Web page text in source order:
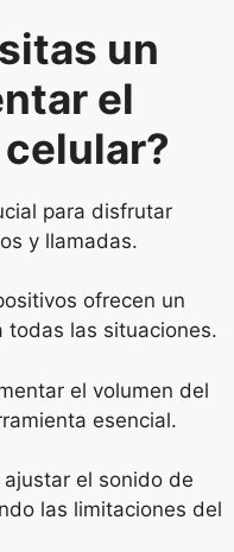
un
el
para disfrutar
y llamadas.
ofrecen un
todas las situaciones.
el volumen del
esencial.
el sonido de
las limitaciones del